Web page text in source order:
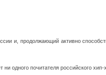
и, продолжающий активно
одного почитателя российского